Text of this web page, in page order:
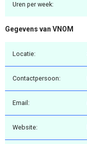
Uren per week:
Gegevens van VNOM
Locatie:
Contactpersoon:
Email:
Website: